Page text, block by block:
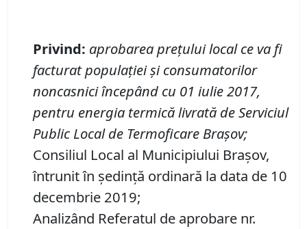
Privind: aprobarea preţului local ce va fi
facturat populaţiei şi consumatorilor
noncasnici începând cu 01 iulie 2017,
pentru energia termică livrată de Serviciul
Public Local de Termoficare Braşov;
Consiliul Local al Municipiului Brașov,
întrunit în ședință ordinară la data de 10
decembrie 2019;
Analizând Referatul de aprobare nr.